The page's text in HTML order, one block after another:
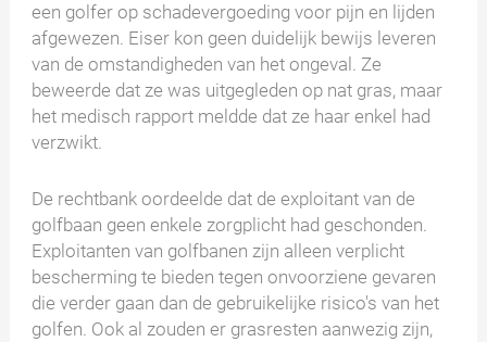
een golfer op schadevergoeding voor pijn en lijden
afgewezen. Eiser kon geen duidelijk bewijs leveren
van de omstandigheden van het ongeval. Ze
beweerde dat ze was uitgegleden op nat gras, maar
het medisch rapport meldde dat ze haar enkel had
verzwikt.
De rechtbank oordeelde dat de exploitant van de
golfbaan geen enkele zorgplicht had geschonden.
Exploitanten van golfbanen zijn alleen verplicht
bescherming te bieden tegen onvoorziene gevaren
die verder gaan dan de gebruikelijke risico's van het
golfen. Ook al zouden er grasresten aanwezig zijn,